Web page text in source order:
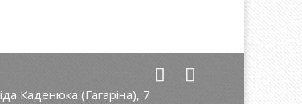
Каденюка (Гагаріна), 7